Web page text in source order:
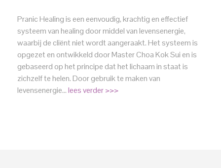
Pranic Healing is een eenvoudig, krachtig en effectief
systeem van healing door middel van levensenergie,
waarbij de cliënt niet wordt aangeraakt. Het systeem is
opgezet en ontwikkeld door Master Choa Kok Sui en is
gebaseerd op het principe dat het lichaam in staat is
zichzelf te helen. Door gebruik te maken van
levensenergie…lees verder >>>